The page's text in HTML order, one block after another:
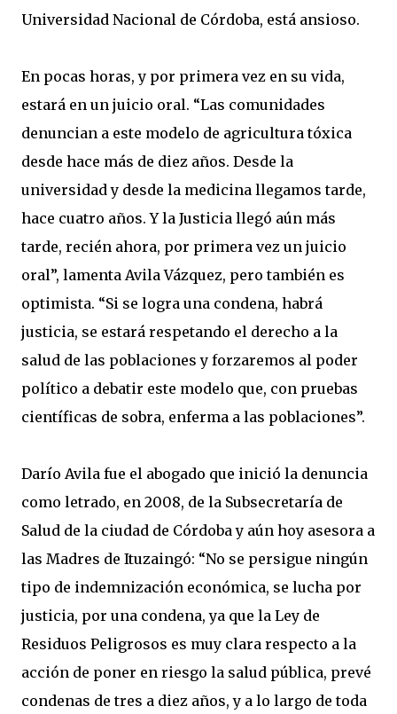
Universidad Nacional de Córdoba, está ansioso.
En pocas horas, y por primera vez en su vida,
estará en un juicio oral. “Las comunidades
denuncian a este modelo de agricultura tóxica
desde hace más de diez años. Desde la
universidad y desde la medicina llegamos tarde,
hace cuatro años. Y la Justicia llegó aún más
tarde, recién ahora, por primera vez un juicio
oral”, lamenta Avila Vázquez, pero también es
optimista. “Si se logra una condena, habrá
justicia, se estará respetando el derecho a la
salud de las poblaciones y forzaremos al poder
político a debatir este modelo que, con pruebas
científicas de sobra, enferma a las poblaciones”.
Darío Avila fue el abogado que inició la denuncia
como letrado, en 2008, de la Subsecretaría de
Salud de la ciudad de Córdoba y aún hoy asesora a
las Madres de Ituzaingó: “No se persigue ningún
tipo de indemnización económica, se lucha por
justicia, por una condena, ya que la Ley de
Residuos Peligrosos es muy clara respecto a la
acción de poner en riesgo la salud pública, prevé
condenas de tres a diez años, y a lo largo de toda